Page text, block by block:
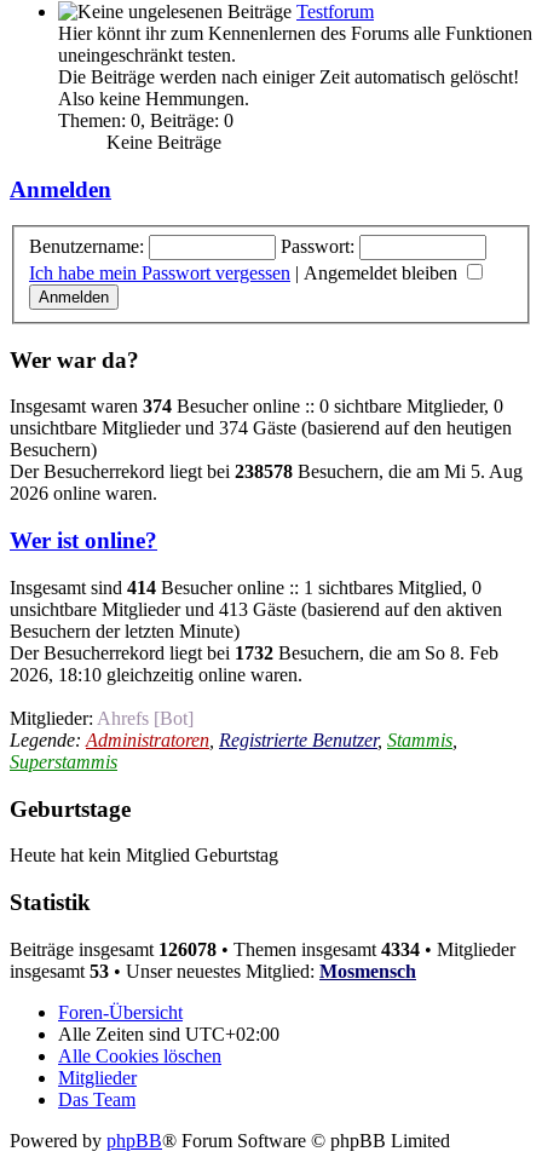
Testforum
Hier könnt ihr zum Kennenlernen des Forums alle Funktionen
uneingeschränkt testen.
Die Beiträge werden nach einiger Zeit automatisch gelöscht!
Also keine Hemmungen.
Themen: 0, Beiträge: 0
Keine Beiträge
Anmelden
Benutzername:
Passwort:
Ich habe mein Passwort vergessen | Angemeldet bleiben
Wer war da?
Insgesamt waren 374 Besucher online :: 0 sichtbare Mitglieder, 0
unsichtbare Mitglieder und 374 Gäste (basierend auf den heutigen
Besuchern)
Der Besucherrekord liegt bei 238578 Besuchern, die am Mi 5. Aug
2026 online waren.
Wer ist online?
Insgesamt sind 414 Besucher online :: 1 sichtbares Mitglied, 0
unsichtbare Mitglieder und 413 Gäste (basierend auf den aktiven
Besuchern der letzten Minute)
Der Besucherrekord liegt bei 1732 Besuchern, die am So 8. Feb
2026, 18:10 gleichzeitig online waren.
Mitglieder: Ahrefs [Bot]
Legende: Administratoren Registrierte Benutzer, Stammis
Superstammis
Geburtstage
Heute hat kein Mitglied Geburtstag
Statistik
Beiträge insgesamt 126078 • Themen insgesamt 4334 • Mitglieder
insgesamt 53 • Unser neuestes Mitglied: Mosmensch
Foren-Übersicht
Alle Zeiten sind UTC+02:00
Alle Cookies löschen
Mitglieder
Das Team
Powered by phpBB® Forum Software © phpBB Limited